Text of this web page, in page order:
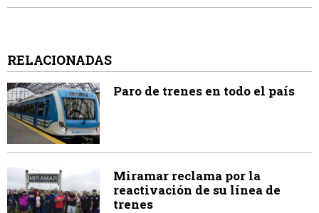
RELACIONADAS
Paro de trenes en todo el país
Miramar reclama por la
reactivación de su línea de
trenes